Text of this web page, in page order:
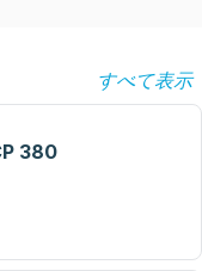
すべて表示
380